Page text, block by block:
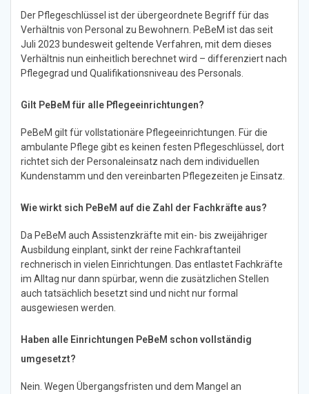
Der Pflegeschlüssel ist der übergeordnete Begriff für das
Verhältnis von Personal zu Bewohnern. PeBeM ist das seit
Juli 2023 bundesweit geltende Verfahren, mit dem dieses
Verhältnis nun einheitlich berechnet wird – differenziert nach
Pflegegrad und Qualifikationsniveau des Personals.
Gilt PeBeM für alle Pflegeeinrichtungen?
PeBeM gilt für vollstationäre Pflegeeinrichtungen. Für die
ambulante Pflege gibt es keinen festen Pflegeschlüssel, dort
richtet sich der Personaleinsatz nach dem individuellen
Kundenstamm und den vereinbarten Pflegezeiten je Einsatz.
Wie wirkt sich PeBeM auf die Zahl der Fachkräfte aus?
Da PeBeM auch Assistenzkräfte mit ein- bis zweijähriger
Ausbildung einplant, sinkt der reine Fachkraftanteil
rechnerisch in vielen Einrichtungen. Das entlastet Fachkräfte
im Alltag nur dann spürbar, wenn die zusätzlichen Stellen
auch tatsächlich besetzt sind und nicht nur formal
ausgewiesen werden.
Haben alle Einrichtungen PeBeM schon vollständig
umgesetzt?
Nein. Wegen Übergangsfristen und dem Mangel an